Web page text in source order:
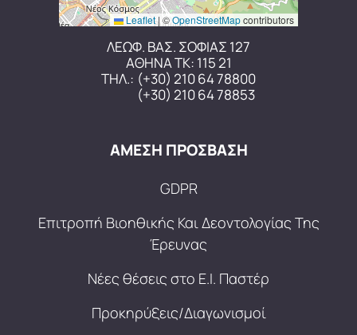
Leaflet|©OpenStreetMapcontributors
ΛΕΩΦ. ΒΑΣ. ΣΟΦΙΑΣ 127
ΑΘΗΝΑ ΤΚ: 115 21
ΤΗΛ.: (+30) 210 64 78800
(+30) 210 64 78853
ΑΜΕΣΗ ΠΡΟΣΒΑΣΗ
GDPR
Επιτροπή Βιοηθικής Και Δεοντολογίας Της
Έρευνας
Νέες θέσεις στο Ε.Ι. Παστέρ
Προκηρύξεις/Διαγωνισμοί